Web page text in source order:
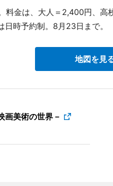
料金は、大人＝2,400円、高
時予約制。8月23日まで。
地図を見
美術の世界－